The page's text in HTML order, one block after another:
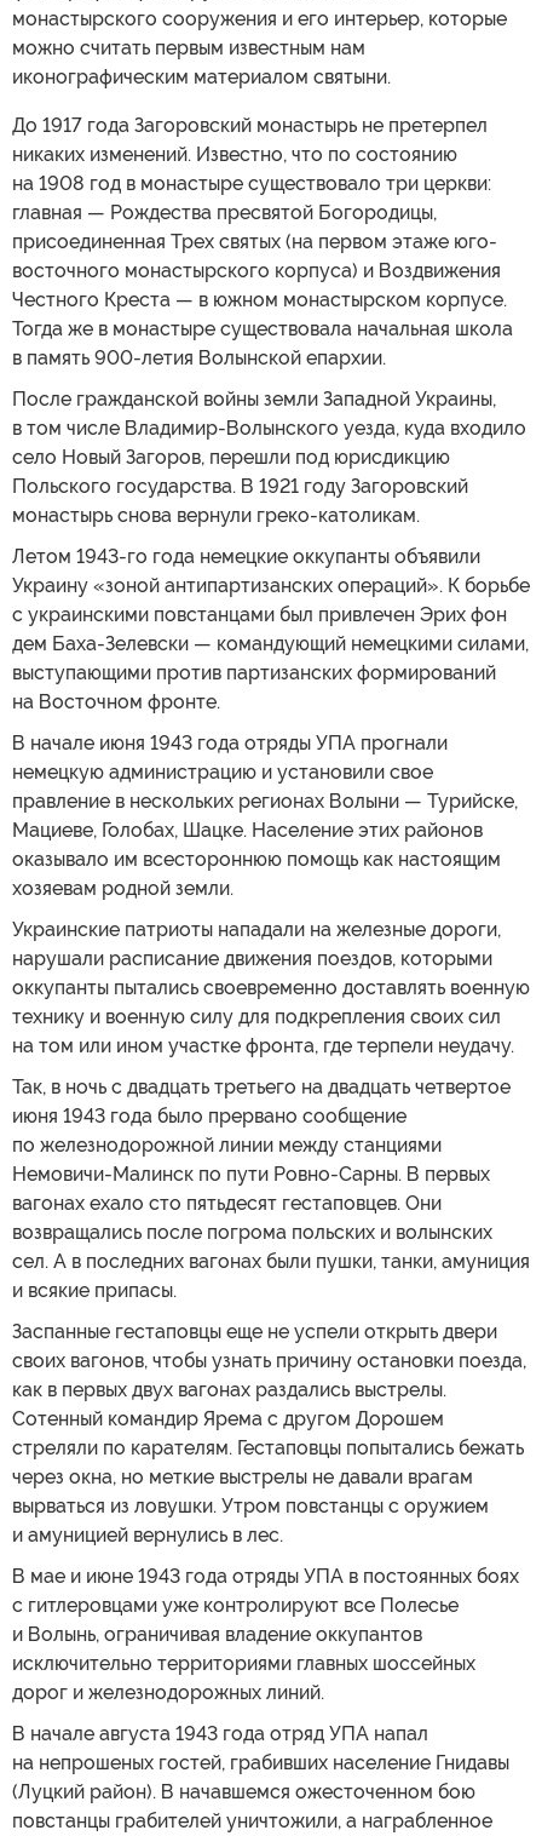
монастырского сооружения и его интерьер, которые
можно считать первым известным нам
иконографическим материалом святыни.
До 1917 года Загоровский монастырь не претерпел
никаких изменений. Известно, что по состоянию
на 1908 год в монастыре существовало три церкви:
главная — Рождества пресвятой Богородицы,
присоединенная Трех святых (на первом этаже юго-
восточного монастырского корпуса) и Воздвижения
Честного Креста — в южном монастырском корпусе.
Тогда же в монастыре существовала начальная школа
в память 900-летия Волынской епархии.
После гражданской войны земли Западной Украины,
в том числе Владимир-Волынского уезда, куда входило
село Новый Загоров, перешли под юрисдикцию
Польского государства. В 1921 году Загоровский
монастырь снова вернули греко-католикам.
Летом 1943-го года немецкие оккупанты объявили
Украину «зоной антипартизанских операций». К борьбе
с украинскими повстанцами был привлечен Эрих фон
дем Баха-Зелевски — командующий немецкими силами,
выступающими против партизанских формирований
на Восточном фронте.
В начале июня 1943 года отряды УПА прогнали
немецкую администрацию и установили свое
правление в нескольких регионах Волыни — Турийске,
Мациеве, Голобах, Шацке. Население этих районов
оказывало им всестороннюю помощь как настоящим
хозяевам родной земли.
Украинские патриоты нападали на железные дороги,
нарушали расписание движения поездов, которыми
оккупанты пытались своевременно доставлять военную
технику и военную силу для подкрепления своих сил
на том или ином участке фронта, где терпели неудачу.
Так, в ночь с двадцать третьего на двадцать четвертое
июня 1943 года было прервано сообщение
по железнодорожной линии между станциями
Немовичи-Малинск по пути Ровно-Сарны. В первых
вагонах ехало сто пятьдесят гестаповцев. Они
возвращались после погрома польских и волынских
сел. А в последних вагонах были пушки, танки, амуниция
и всякие припасы.
Заспанные гестаповцы еще не успели открыть двери
своих вагонов, чтобы узнать причину остановки поезда,
как в первых двух вагонах раздались выстрелы.
Сотенный командир Ярема с другом Дорошем
стреляли по карателям. Гестаповцы попытались бежать
через окна, но меткие выстрелы не давали врагам
вырваться из ловушки. Утром повстанцы с оружием
и амуницией вернулись в лес.
В мае и июне 1943 года отряды УПА в постоянных боях
с гитлеровцами уже контролируют все Полесье
и Волынь, ограничивая владение оккупантов
исключительно территориями главных шоссейных
дорог и железнодорожных линий.
В начале августа 1943 года отряд УПА напал
на непрошеных гостей, грабивших население Гнидавы
(Луцкий район). В начавшемся ожесточенном бою
повстанцы грабителей уничтожили, а награбленное